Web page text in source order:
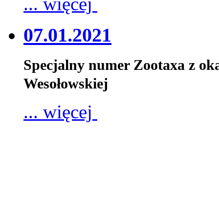
07.01.2021
Specjalny numer Zootaxa z
Wesołowskiej
... więcej